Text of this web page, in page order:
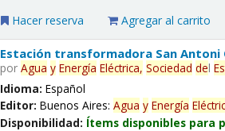
Hacer reserva Agregar al carrito
Estación transformadora San Antoni
porAgua y Energía Eléctrica, Sociedad del
Idioma:Español
Editor:Buenos Aires:Agua y Energía
Disponibilidad: Ítems disponibles para